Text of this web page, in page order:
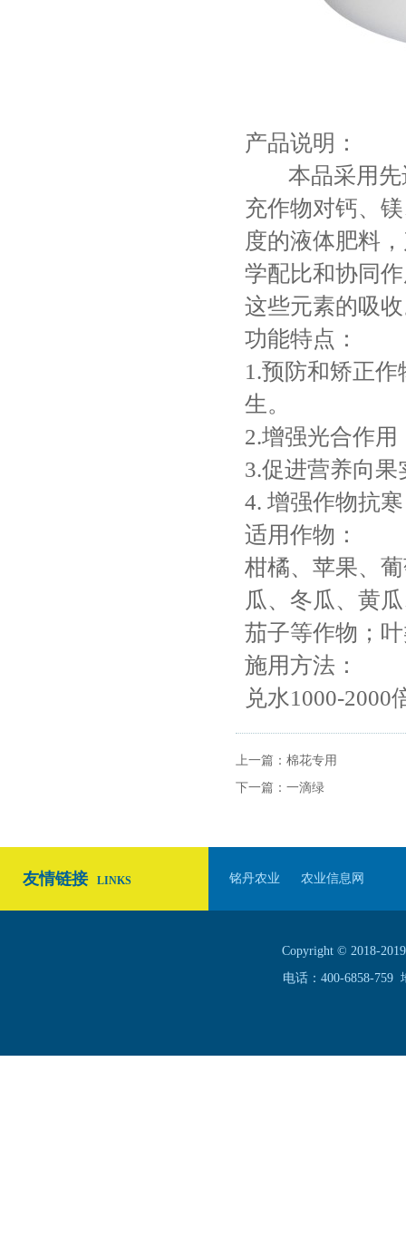
产品说明：
本品采用先
充作物对钙、
度的液体肥料
学配比和协同
这些元素的吸
功能特点：
1.预防和矫正
生。
2.增强光合作
3.促进营养向
4. 增强作物抗
适用作物：
柑橘、苹果、
瓜、冬瓜、黄
茄子等作物；
施用方法：
兑水1000-
上一篇： 棉花专用
下一篇： 一滴绿
友情链接 LINKS 铭丹农业 农业信息网
Copyright © 2018-
电话：400-6858-759